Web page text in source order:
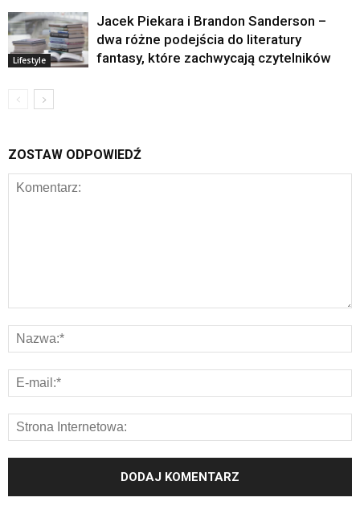
Lifestyle
Jacek Piekara i Brandon Sanderson –
dwa różne podejścia do literatury
fantasy, które zachwycają czytelników
ZOSTAW ODPOWIEDŹ